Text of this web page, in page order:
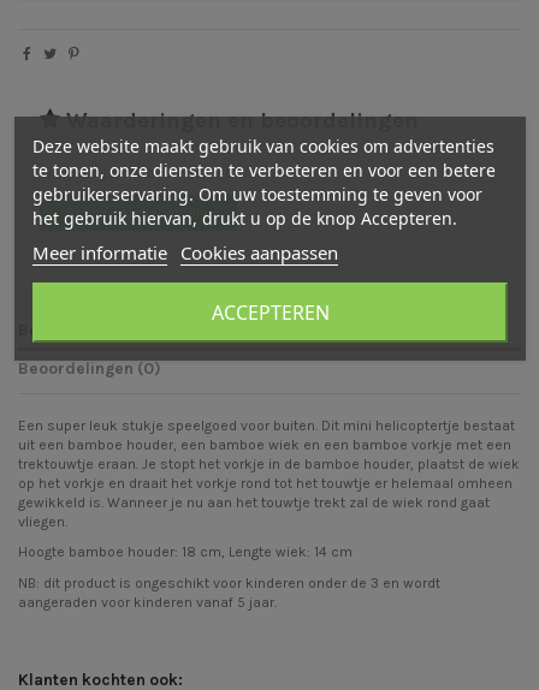
Waarderingen en beoordelingen
Er zijn nog geen beoordelingen
Schrijf een beoordeling
Beoordelingen (0)
Een super leuk stukje speelgoed voor buiten. Dit mini helicoptertje bestaat
uit een bamboe houder, een bamboe wiek en een bamboe vorkje met een
trektouwtje eraan. Je stopt het vorkje in de bamboe houder, plaatst de wiek
op het vorkje en draait het vorkje rond tot het touwtje er helemaal omheen
gewikkeld is. Wanneer je nu aan het touwtje trekt zal de wiek rond gaat
vliegen.
Hoogte bamboe houder: 18 cm, Lengte wiek: 14 cm
NB: dit product is ongeschikt voor kinderen onder de 3 en wordt
aangeraden voor kinderen vanaf 5 jaar.
Klanten kochten ook:
Deze website maakt gebruik van cookies om advertenties
te tonen, onze diensten te verbeteren en voor een betere
gebruikerservaring. Om uw toestemming te geven voor
het gebruik hiervan, drukt u op de knop Accepteren.
Meer informatie Cookies aanpassen
ACCEPTEREN